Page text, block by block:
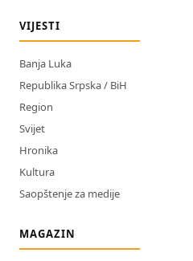
VIJESTI
Banja Luka
Republika Srpska / BiH
Region
Svijet
Hronika
Kultura
Saopštenje za medije
MAGAZIN